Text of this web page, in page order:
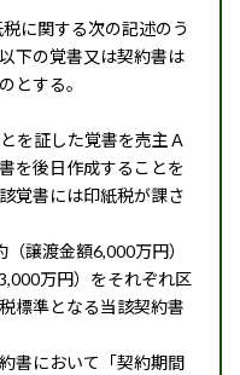
に関する次の記述のう
下の覚書又は契約書は
とする。
を証した覚書を売主Ａ
を後日作成することを
覚書には印紙税が課さ
譲渡金額6,000万円）
万円）をそれぞれ区
標準となる当該契約書
書において「契約期間